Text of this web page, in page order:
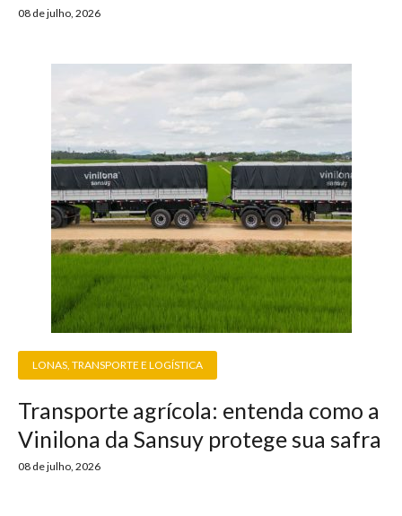
08 de julho, 2026
LONAS TRANSPORTE E LOGÍSTICA
Transporte agrícola: entenda como a
Vinilona da Sansuy protege sua safra
08 de julho, 2026